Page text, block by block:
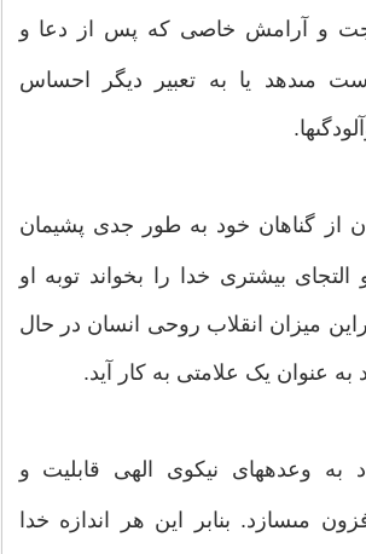
و آرامش خاصى که پس از دعا و
مى‏دهد یا به تعبیر دیگر احساس
از گناهان خود به طور جدى پشیمان
بیشترى خدا را بخواند توبه او
میزان انقلاب روحى انسان در حال
به عنوان یک علامتى به کار آید.
به وعده‏هاى نیکوى الهى قابلیت و
مى‏سازد. بنابر این هر اندازه خدا